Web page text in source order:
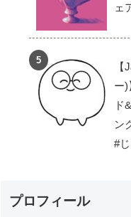
ェ
ー)
ド
ン
#
プロフィール